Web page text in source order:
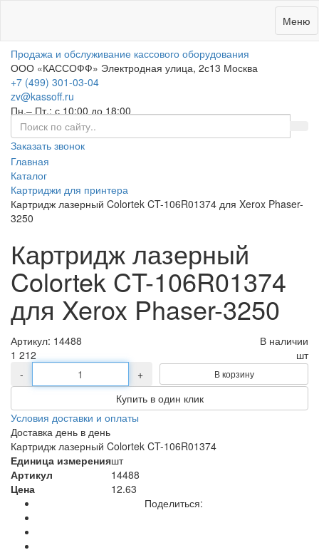
Меню
Продажа и обслуживание кассового оборудования
ООО «КАССОФФ» Электродная улица, 2с13 Москва
+7 (499) 301-03-04
zv@kassoff.ru
Пн.– Пт.: с 10:00 до 18:00
Заказать звонок
Главная
Каталог
Картриджи для принтера
Картридж лазерный Colortek CT-106R01374 для Xerox Phaser-
3250
Картридж лазерный
Colortek CT-106R01374
для Xerox Phaser-3250
Артикул: 14488
В наличии
1 212
шт
-
+ В корзину
Купить в один клик
Условия доставки и оплаты
Доставка день в день
Картридж лазерный Colortek CT-106R01374
Единица измеренияшт
Артикул
14488
Цена
12.63
Поделиться: